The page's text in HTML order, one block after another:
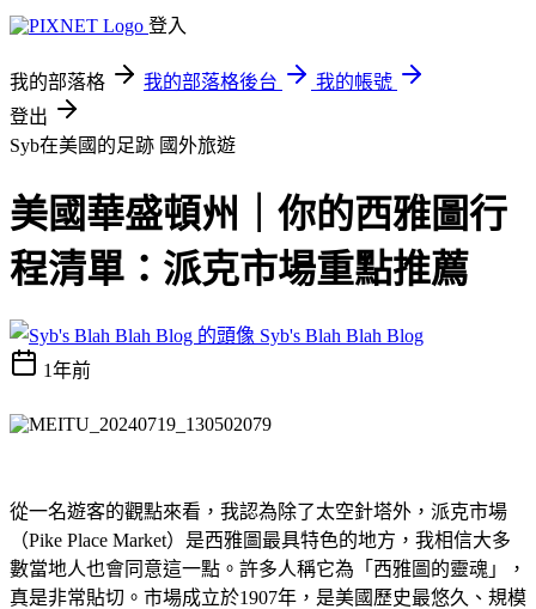
登入
我的部落格 我的部落格後台
我的帳號
登出
Syb在美國的足跡 國外旅遊
美國華盛頓州｜你的西雅圖行
程清單：派克市場重點推薦
Syb's Blah Blah Blog
1年前
從一名遊客的觀點來看，我認為除了太空針塔外，派克市場
（Pike Place Market）是西雅圖最具特色的地方，我相信大多
數當地人也會同意這一點。許多人稱它為「西雅圖的靈魂」，
真是非常貼切。市場成立於1907年，是美國歷史最悠久、規模